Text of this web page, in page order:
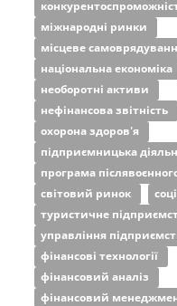
міжнародні ринки
місцеве
національна економіка
необоротні активи
нефінансова звітність
охорона здоров'я
підприємницька
програма
світовий ринок
туристичне
управління
фінансові технології
фінансовий аналіз
фінансовий